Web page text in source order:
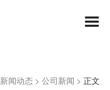
新闻动态 > 公司新闻 > 正文